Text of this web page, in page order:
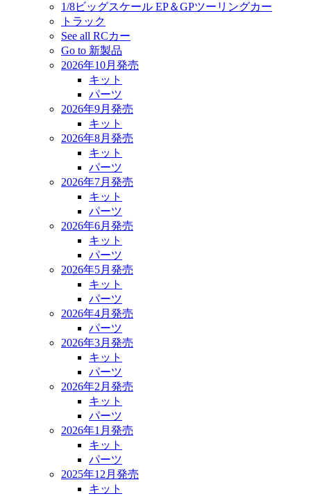
1/8ビッグスケール EP＆GPツーリングカー
トラック
See all RCカー
Go to 新製品
2026年10月発売
キット
パーツ
2026年9月発売
キット
2026年8月発売
キット
パーツ
2026年7月発売
キット
パーツ
2026年6月発売
キット
パーツ
2026年5月発売
キット
パーツ
2026年4月発売
パーツ
2026年3月発売
キット
パーツ
2026年2月発売
キット
パーツ
2026年1月発売
キット
パーツ
2025年12月発売
キット